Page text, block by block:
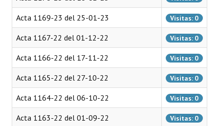
Resoluciones
Resoluciones de Presidencia
INSTITUCIONAL
Acta 1169-23 del 25-01-23 Visitas: 0
Acta 1167-22 del 01-12-22 Visitas: 0
Acta 1166-22 del 17-11-22 Visitas: 0
Acta 1165-22 del 27-10-22 Visitas: 0
Acta 1164-22 del 06-10-22 Visitas: 0
Acta 1163-22 del 01-09-22 Visitas: 0